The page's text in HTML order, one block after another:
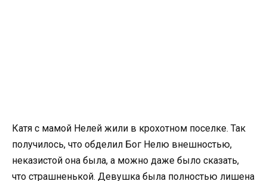
Катя с мамой Нелей жили в крохотном поселке. Так
получилось, что обделил Бог Нелю внешностью,
неказистой она была, а можно даже было сказать,
что страшненькой. Девушка была полностью лишена